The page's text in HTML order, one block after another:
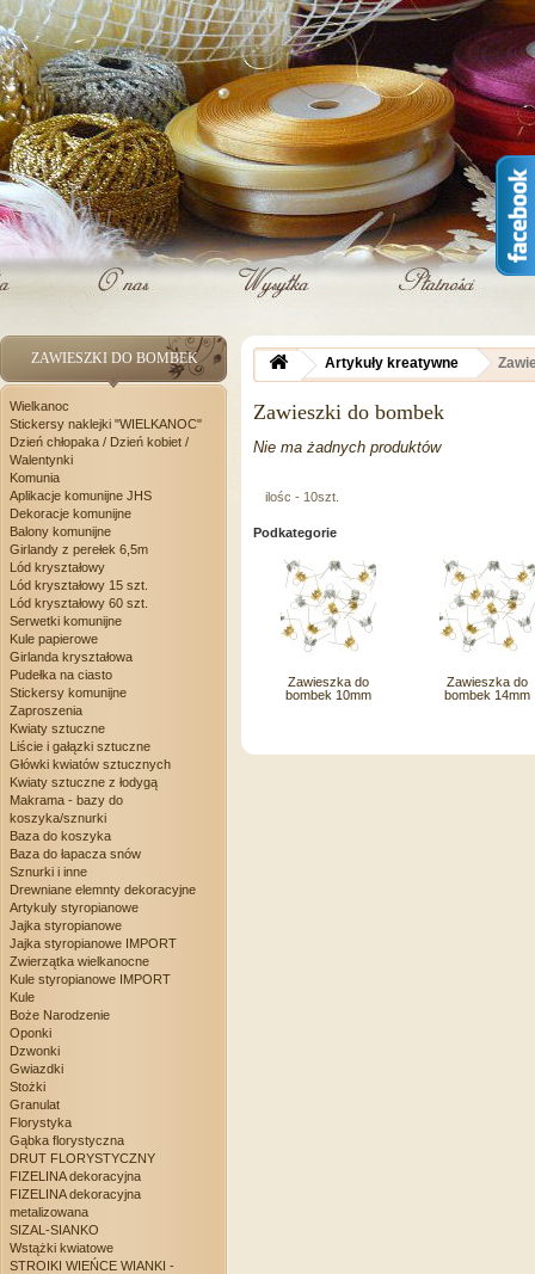
ZAWIESZKI DO BOMBEK
Wielkanoc
Stickersy naklejki "WIELKANOC"
Dzień chłopaka / Dzień kobiet /
Walentynki
Komunia
Aplikacje komunijne JHS
Dekoracje komunijne
Balony komunijne
Girlandy z perełek 6,5m
Lód kryształowy
Lód kryształowy 15 szt.
Lód kryształowy 60 szt.
Serwetki komunijne
Kule papierowe
Girlanda kryształowa
Pudełka na ciasto
Stickersy komunijne
Zaproszenia
Kwiaty sztuczne
Liście i gałązki sztuczne
Główki kwiatów sztucznych
Kwiaty sztuczne z łodygą
Makrama - bazy do
koszyka/sznurki
Baza do koszyka
Baza do łapacza snów
Sznurki i inne
Drewniane elemnty dekoracyjne
Artykuly styropianowe
Jajka styropianowe
Jajka styropianowe IMPORT
Zwierzątka wielkanocne
Kule styropianowe IMPORT
Kule
Boże Narodzenie
Oponki
Dzwonki
Gwiazdki
Stożki
Granulat
Florystyka
Gąbka florystyczna
DRUT FLORYSTYCZNY
FIZELINA dekoracyjna
FIZELINA dekoracyjna
metalizowana
SIZAL-SIANKO
Wstążki kwiatowe
STROIKI WIEŃCE WIANKI -
Artykuły kreatywne
Zawieszki do bombek
Nie ma żadnych produktów
ilośc - 10szt.
Podkategorie
Zawieszka do
bombek 10mm
Zawieszka do
bombek 14mm